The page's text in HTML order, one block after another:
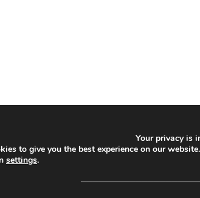
Your privacy is
to give you the best experience on our
settings.